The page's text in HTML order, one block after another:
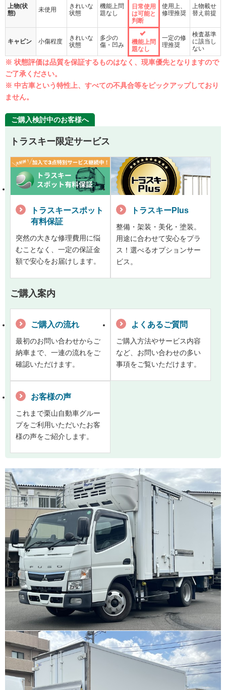
上物(状
態)
未使用
きれいな
状態
機能上問
題なし
日常使用
は可能と
判断
使用上、
修理推奨
上物載せ
替え前提
キャビン 小傷程度
きれいな
状態
多少の
傷・凹み
機能上問
題なし
一定の修
理推奨
検査基準
に該当し
ない
※ 状態評価は品質を保証するものはなく、現車優先となりますので
ご了承ください。
※ 中古車という特性上、すべての不具合等をピックアップしており
ません。
ご購入検討中のお客様へ
トラスキー限定サービス
トラスキースポット
有料保証
突然の大きな修理費用に悩
むことなく、一定の保証金
額で安心をお届けします。
トラスキーPlus
整備・架装・美化・塗装。
用途に合わせて安心をプラ
ス！選べるオプションサー
ビス。
ご購入案内
ご購入の流れ
最初のお問い合わせからご
納車まで、一連の流れをご
確認いただけます。
よくあるご質問
ご購入方法やサービス内容
など、お問い合わせの多い
事項をご覧いただけます。
お客様の声
これまで栗山自動車グルー
プをご利用いただいたお客
様の声をご紹介します。